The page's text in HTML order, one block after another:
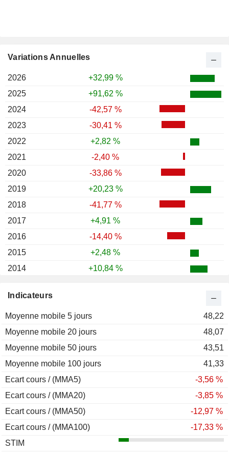
Indicateurs
Moyenne mobile 5 jours
48,22
Moyenne mobile 20 jours
48,07
Moyenne mobile 50 jours
43,51
Moyenne mobile 100 jours
41,33
Ecart cours / (MMA5)
-3,56 %
Ecart cours / (MMA20)
-3,85 %
Ecart cours / (MMA50)
-12,97 %
Ecart cours / (MMA100)
-17,33 %
STIM
Variations Annuelles
2026
+32,99 %
2025
+91,62 %
2024
-42,57 %
2023
-30,41 %
2022
+2,82 %
2021
-2,40 %
2020
-33,86 %
2019
+20,23 %
2018
-41,77 %
2017
+4,91 %
2016
-14,40 %
2015
+2,48 %
2014
+10,84 %
2012
2011
-10,67 %
2010
-1,18 %
2009
+34,68 %
2008
-33,55 %
2007
2006
2005
2004
2003
+13,55 %